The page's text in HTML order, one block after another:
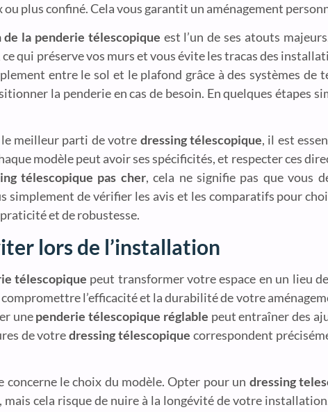
ou plus confiné. Cela vous garantit un aménagement
la penderie télescopique est l’un de ses atouts
qui préserve vos murs et vous évite les tracas des
entre le sol et le plafond grâce à des systèmes de
la penderie en cas de besoin. En quelques étapes
meilleur parti de votre dressing télescopique, il est
modèle peut avoir ses spécificités, et respecter ces
télescopique pas cher, cela ne signifie pas que vous
simplement de vérifier les avis et les comparatifs pour
et de robustesse.
lors de l’installation
télescopique peut transformer votre espace en un lieu
l’efficacité et la durabilité de votre
unependerie télescopique réglable peut entraîner des
de votredressing télescopique correspondent
le choix du modèle. Opter pour un dressing
cela risque de nuire à la longévité de votre